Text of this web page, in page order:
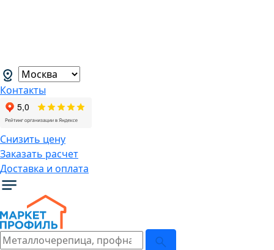
Контакты
Снизить цену
Заказать расчет
Доставка и оплата